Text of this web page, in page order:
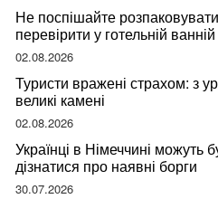
Не поспішайте
перевірити у готельній
мандрівниці
02.08.2026
Туристи вражені страхом: з
великі камені
02.08.2026
Українці в Німеччині можуть
дізнатися про наявні борги
30.07.2026